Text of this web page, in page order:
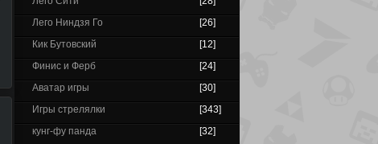
Лего Ниндзя Го
[26]
Кик Бутовский
[12]
Финис и Ферб
[24]
Аватар игры
[30]
Игры стрелялки
[343]
кунг-фу панда
[32]